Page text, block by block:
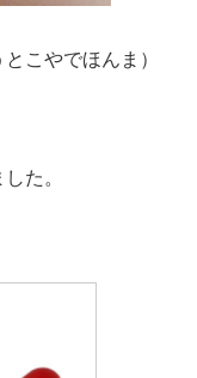
こやでほんま）
た。